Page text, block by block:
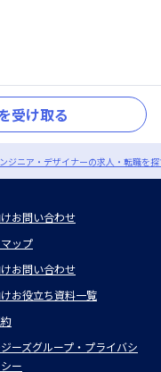
受け取る
ジニア・デザイナーの求人・転職を
お問い合わせ
ップ
お問い合わせ
お役立ち資料一覧
ーズグループ・プライバシ
ー